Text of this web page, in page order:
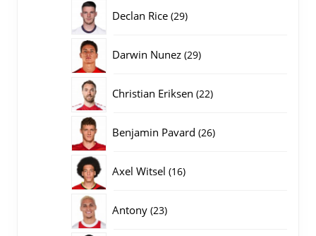
Declan Rice 2929
Darwin Nunez 2929
Christian Eriksen 2222
Benjamin Pavard 2626
Axel Witsel 1616
Antony 2323